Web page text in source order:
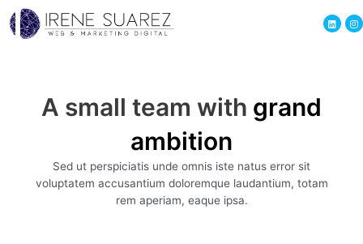
A small team with grand
ambition
Sed ut perspiciatis unde omnis iste natus error sit
voluptatem accusantium doloremque laudantium, totam
rem aperiam, eaque ipsa.